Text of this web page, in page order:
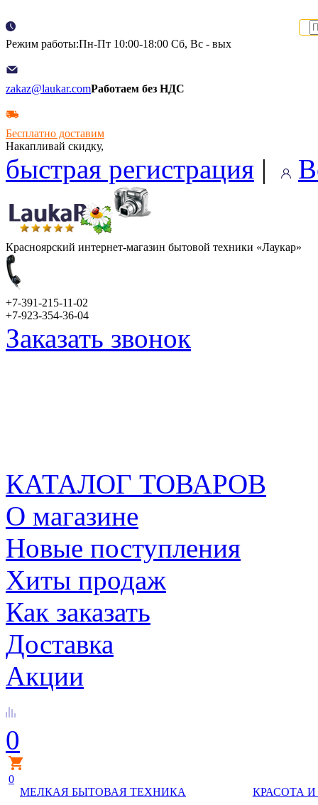
Режим работы:Пн-Пт 10:00-18:00 Сб, Вс - вых
zakaz@laukar.comРаботаем без НДС
Бесплатно доставим
Накапливай скидку,
быстрая регистрация |
Красноярский интернет-магазин бытовой техники «Лаукар»
+7-391-215-11-02
+7-923-354-36-04
Заказать звонок
КАТАЛОГ ТОВАРОВ
О магазине
Новые поступления
Хиты продаж
Как заказать
Доставка
Акции
0
0
МЕЛКАЯ БЫТОВАЯ ТЕХНИКА
КРАСОТА И